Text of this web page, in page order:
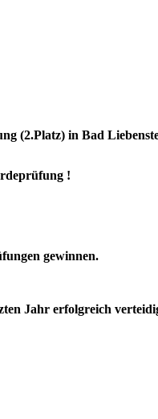
(2.Platz) in Bad
!
gewinnen.
Jahr erfolgreich